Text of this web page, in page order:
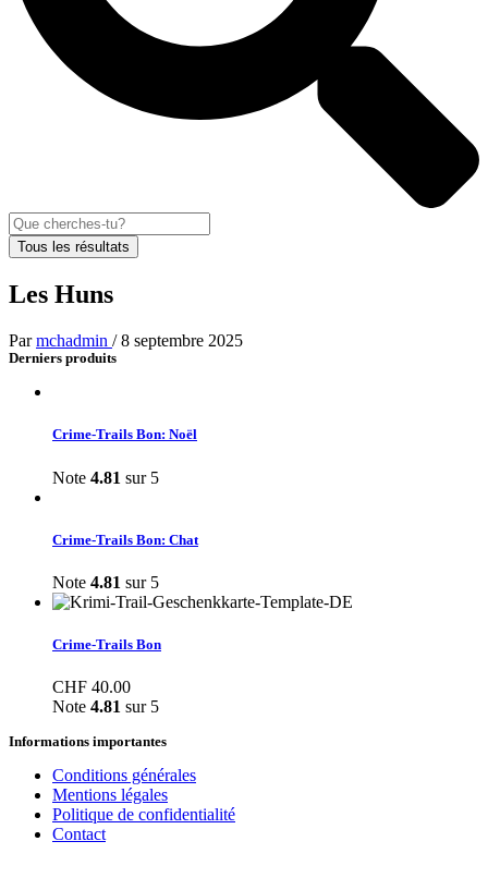
Tous les résultats
Les Huns
Parmchadmin /8 septembre 2025
Derniers produits
Crime-Trails Bon: Noël
Note 4.81 sur 5
Crime-Trails Bon: Chat
Note 4.81 sur 5
Crime-Trails Bon
CHF 40.00
Note 4.81 sur 5
Informations importantes
Conditions générales
Mentions légales
Politique de confidentialité
Contact